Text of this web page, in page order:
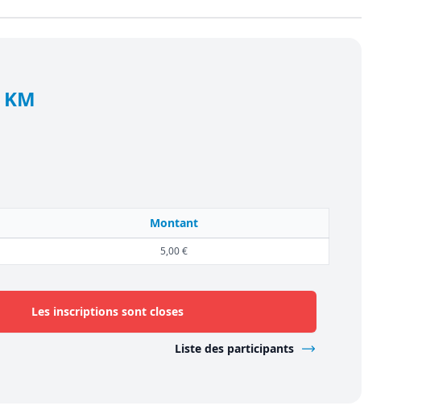
KM
Montant
5,00 €
Les inscriptions sont closes
Liste des participants